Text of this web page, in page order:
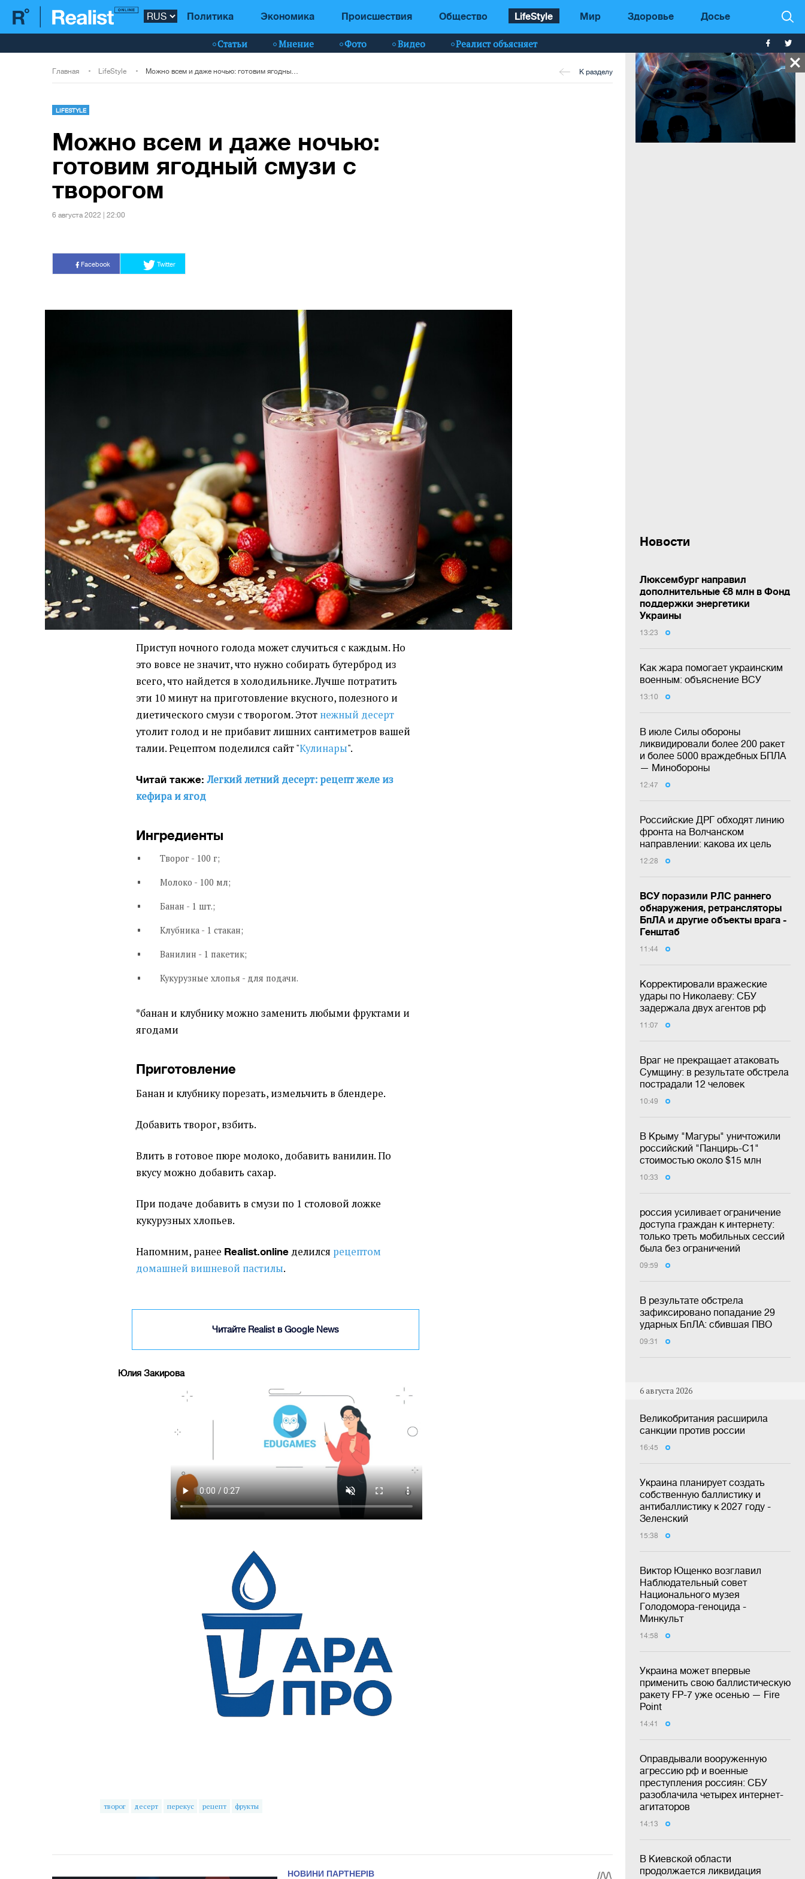
Политика Экономика Происшествия Общество LifeStyle Мир Здоровье Досье
Статьи Мнение Фото Видео Реалист объясняет
Новости
Люксембург направил
дополнительные €8 млн в Фонд
поддержки энергетики
Украины
13:23
Как жара помогает украинским
военным: объяснение ВСУ
13:10
В июле Силы обороны
ликвидировали более 200 ракет
и более 5000 враждебных БПЛА
— Минобороны
12:47
Российские ДРГ обходят линию
фронта на Волчанском
направлении: какова их цель
12:28
ВСУ поразили РЛС раннего
обнаружения, ретрансляторы
БпЛА и другие объекты врага -
Генштаб
11:44
Корректировали вражеские
удары по Николаеву: СБУ
задержала двух агентов рф
11:07
Враг не прекращает атаковать
Сумщину: в результате обстрела
пострадали 12 человек
10:49
В Крыму "Магуры" уничтожили
российский "Панцирь-С1"
стоимостью около $15 млн
10:33
россия усиливает ограничение
доступа граждан к интернету:
только треть мобильных сессий
была без ограничений
09:59
В результате обстрела
зафиксировано попадание 29
ударных БпЛА: сбившая ПВО
09:31
6 августа 2026
Великобритания расширила
санкции против россии
16:45
Украина планирует создать
собственную баллистику и
антибаллистику к 2027 году -
Зеленский
15:38
Виктор Ющенко возглавил
Наблюдательный совет
Национального музея
Голодомора-геноцида -
Минкульт
14:58
Украина может впервые
применить свою баллистическую
ракету FP-7 уже осенью — Fire
Point
14:41
Оправдывали вооруженную
агрессию рф и военные
преступления россиян: СБУ
разоблачила четырех интернет-
агитаторов
14:13
В Киевской области
продолжается ликвидация
Главная LifeStyle К разделу
LIFESTYLE
Можно всем и даже ночью:
готовим ягодный смузи с
творогом
6 августа 2022 | 22:00
Facebook Twitter
Приступ ночного голода может случиться с каждым. Но
это вовсе не значит, что нужно собирать бутерброд из
всего, что найдется в холодильнике. Лучше потратить
эти 10 минут на приготовление вкусного, полезного и
диетического смузи с творогом. Этот нежный десерт
утолит голод и не прибавит лишних сантиметров вашей
талии. Рецептом поделился сайт "Кулинары".
Читай также:Легкий летний десерт: рецепт желе из
кефира и ягод
Ингредиенты
Творог - 100 г;
Молоко - 100 мл;
Банан - 1 шт.;
Клубника - 1 стакан;
Ванилин - 1 пакетик;
Кукурузные хлопья - для подачи.
*банан и клубнику можно заменить любыми фруктами и
ягодами
Приготовление
Банан и клубнику порезать, измельчить в блендере.
Добавить творог, взбить.
Влить в готовое пюре молоко, добавить ванилин. По
вкусу можно добавить сахар.
При подаче добавить в смузи по 1 столовой ложке
кукурузных хлопьев.
Напомним, ранее Realist.online делился рецептом
домашней вишневой пастилы.
Читайте Realist в Google News
Юлия Закирова
творог десерт перекус рецепт фрукты